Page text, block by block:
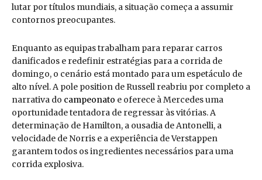
lutar por títulos mundiais, a situação começa a assumir
contornos preocupantes.
Enquanto as equipas trabalham para reparar carros
danificados e redefinir estratégias para a corrida de
domingo, o cenário está montado para um espetáculo de
alto nível. A pole position de Russell reabriu por completo a
narrativa do campeonato e oferece à Mercedes uma
oportunidade tentadora de regressar às vitórias. A
determinação de Hamilton, a ousadia de Antonelli, a
velocidade de Norris e a experiência de Verstappen
garantem todos os ingredientes necessários para uma
corrida explosiva.